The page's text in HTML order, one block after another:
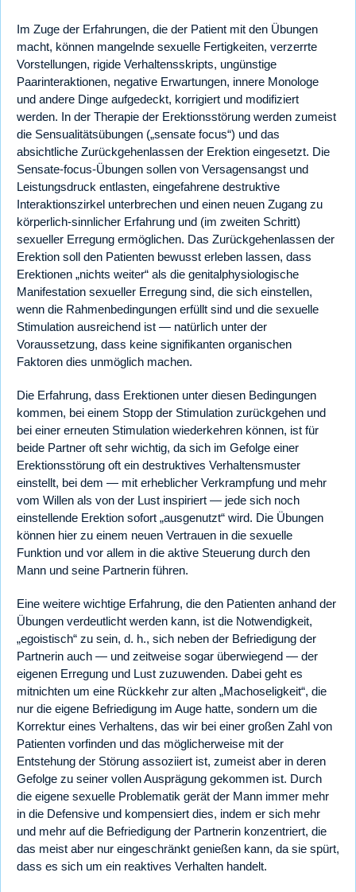
Im Zuge der Erfahrungen, die der Patient mit den Übungen
macht, können mangelnde sexuelle Fertigkeiten, verzerrte
Vorstellungen, rigide Verhaltensskripts, ungünstige
Paarinteraktionen, negative Erwartungen, innere Monologe
und andere Dinge aufgedeckt, korrigiert und modifiziert
werden. In der Therapie der Erektionsstörung werden zumeist
die Sensualitätsübungen („sensate focus“) und das
absichtliche Zurückgehenlassen der Erektion eingesetzt. Die
Sensate-focus-Übungen sollen von Versagensangst und
Leistungsdruck entlasten, eingefahrene destruktive
Interaktionszirkel unterbrechen und einen neuen Zugang zu
körperlich-sinnlicher Erfahrung und (im zweiten Schritt)
sexueller Erregung ermöglichen. Das Zurückgehenlassen der
Erektion soll den Patienten bewusst erleben lassen, dass
Erektionen „nichts weiter“ als die genitalphysiologische
Manifestation sexueller Erregung sind, die sich einstellen,
wenn die Rahmenbedingungen erfüllt sind und die sexuelle
Stimulation ausreichend ist — natürlich unter der
Voraussetzung, dass keine signifikanten organischen
Faktoren dies unmöglich machen.
Die Erfahrung, dass Erektionen unter diesen Bedingungen
kommen, bei einem Stopp der Stimulation zurückgehen und
bei einer erneuten Stimulation wiederkehren können, ist für
beide Partner oft sehr wichtig, da sich im Gefolge einer
Erektionsstörung oft ein destruktives Verhaltensmuster
einstellt, bei dem — mit erheblicher Verkrampfung und mehr
vom Willen als von der Lust inspiriert — jede sich noch
einstellende Erektion sofort „ausgenutzt“ wird. Die Übungen
können hier zu einem neuen Vertrauen in die sexuelle
Funktion und vor allem in die aktive Steuerung durch den
Mann und seine Partnerin führen.
Eine weitere wichtige Erfahrung, die den Patienten anhand der
Übungen verdeutlicht werden kann, ist die Notwendigkeit,
„egoistisch“ zu sein, d. h., sich neben der Befriedigung der
Partnerin auch — und zeitweise sogar überwiegend — der
eigenen Erregung und Lust zuzuwenden. Dabei geht es
mitnichten um eine Rückkehr zur alten „Machoseligkeit“, die
nur die eigene Befriedigung im Auge hatte, sondern um die
Korrektur eines Verhaltens, das wir bei einer großen Zahl von
Patienten vorfinden und das möglicherweise mit der
Entstehung der Störung assoziiert ist, zumeist aber in deren
Gefolge zu seiner vollen Ausprägung gekommen ist. Durch
die eigene sexuelle Problematik gerät der Mann immer mehr
in die Defensive und kompensiert dies, indem er sich mehr
und mehr auf die Befriedigung der Partnerin konzentriert, die
das meist aber nur eingeschränkt genießen kann, da sie spürt,
dass es sich um ein reaktives Verhalten handelt.